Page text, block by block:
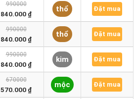
990000
840.000 ₫
thổ Đặt mua
990000
840.000 ₫
thổ Đặt mua
990000
840.000 ₫
kim Đặt mua
670000
570.000 ₫
mộc Đặt mua